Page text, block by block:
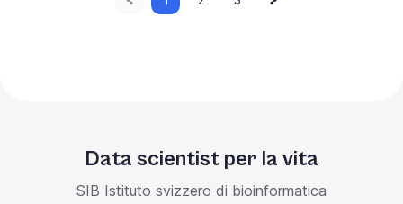
precedenteattuale
successiva
Data scientist per la vita
SIB Istituto svizzero di bioinformatica